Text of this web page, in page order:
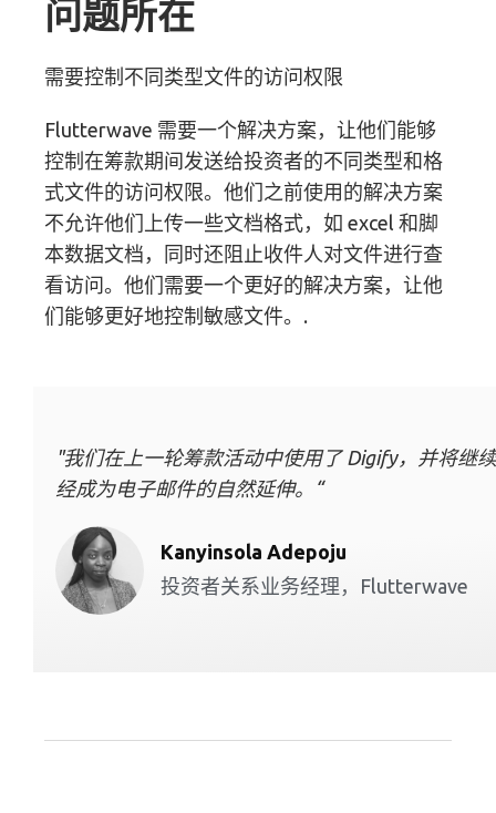
问题所在
需要控制不同类型文件的访问权限
Flutterwave 需要一个解决方案，让他们能够
控制在筹款期间发送给投资者的不同类型和格
式文件的访问权限。他们之前使用的解决方案
不允许他们上传一些文档格式，如 excel 和脚
本数据文档，同时还阻止收件人对文件进行查
看访问。他们需要一个更好的解决方案，让他
们能够更好地控制敏感文件。.
"我们在上一轮筹款活动中使用了 Digify，并将继
经成为电子邮件的自然延伸。“
Kanyinsola Adepoju
投资者关系业务经理，Flutterwave